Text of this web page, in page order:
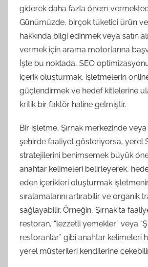
giderek daha fazla önem
Günümüzde, birçok tüketici ürün
hakkında bilgi edinmek veya satın
vermek için arama motorlarına
İşte bu noktada, SEO
içerik oluşturmak, işletmelerin online
güçlendirmek ve hedef kitlelerine
kritik bir faktör haline gelmiştir.
Bir işletme, Şırnak merkezinde
şehirde faaliyet gösteriyorsa, yerel
stratejilerini benimsemek büyük
anahtar kelimeleri belirleyerek,
eden içerikleri oluşturmak
sıralamalarını artırabilir ve organik
sağlayabilir. Örneğin, Şırnak'ta
restoran, “lezzetli yemekler” veya
restoranlar” gibi anahtar kelimeleri
yerel müşterileri kendilerine